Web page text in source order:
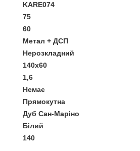
KARE074
75
60
Метал + ДСП
Нерозкладний
140х60
1,6
Немає
Прямокутна
Дуб Сан-Маріно
Білий
140